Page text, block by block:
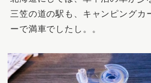
三笠の道の駅も、キャンピングカ
ーで満車でしたし。。